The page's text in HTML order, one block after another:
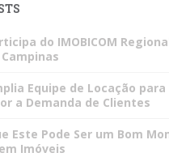
do IMOBICOM
Equipe de Locação para
a Demanda de Clientes
Este Pode Ser um Bom
Imóveis